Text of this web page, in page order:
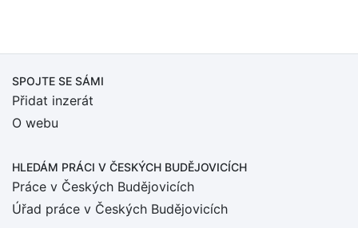
SPOJTE SE SÁMI
Přidat inzerát
O webu
HLEDÁM PRÁCI V ČESKÝCH BUDĚJOVICÍCH
Práce v Českých Budějovicích
Úřad práce v Českých Budějovicích